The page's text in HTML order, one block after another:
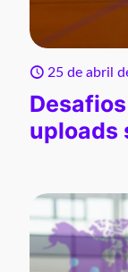
25 de abril
uploads